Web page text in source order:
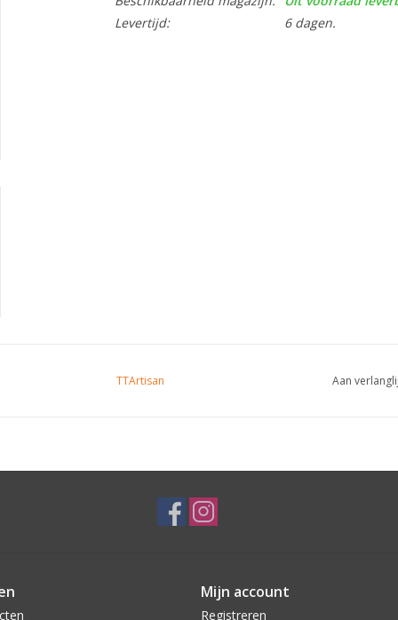
Levertijd:
6 dagen.
TTArtisan Aan
Mijn account
Registreren